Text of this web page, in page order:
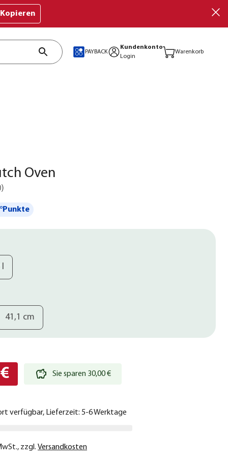
Kopieren
PAYBACK
Kundenkonto
Login
Warenkorb
Oven
)
41,1 cm
Sie sparen 30,00 €
verfügbar, Lieferzeit: 5-6 Werktage
, zzgl. Versandkosten